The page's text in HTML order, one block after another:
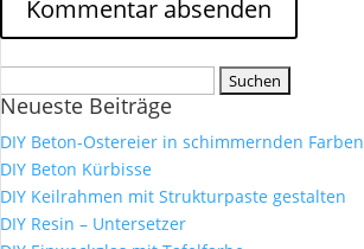
nach:
Neueste Beiträge
DIY Beton-Ostereier in schimmernden Farben
DIY Beton Kürbisse
DIY Keilrahmen mit Strukturpaste gestalten
DIY Resin – Untersetzer